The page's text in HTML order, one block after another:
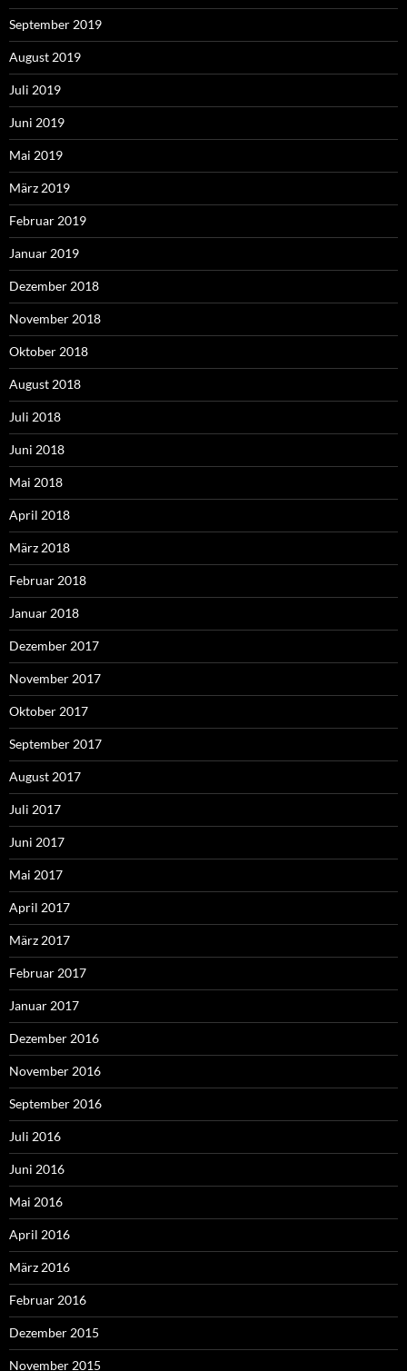
September 2019
August 2019
Juli 2019
Juni 2019
Mai 2019
März 2019
Februar 2019
Januar 2019
Dezember 2018
November 2018
Oktober 2018
August 2018
Juli 2018
Juni 2018
Mai 2018
April 2018
März 2018
Februar 2018
Januar 2018
Dezember 2017
November 2017
Oktober 2017
September 2017
August 2017
Juli 2017
Juni 2017
Mai 2017
April 2017
März 2017
Februar 2017
Januar 2017
Dezember 2016
November 2016
September 2016
Juli 2016
Juni 2016
Mai 2016
April 2016
März 2016
Februar 2016
Dezember 2015
November 2015